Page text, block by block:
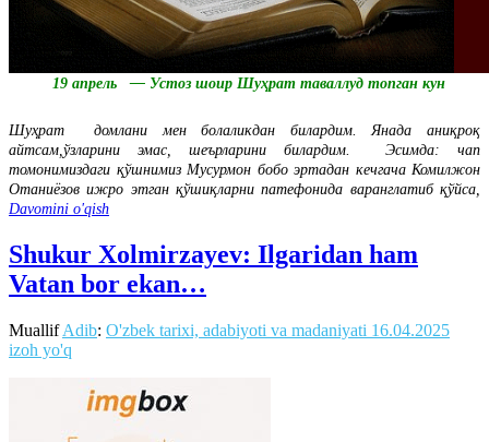
19 апрель — Устоз шоир Шуҳрат таваллуд топган кун
Шуҳрат домлани мен болаликдан билардим. Янада аниқроқ
айтсам,ўзларини эмас, шеърларини билардим. Эсимда: чап
томонимиздаги қўшнимиз Мусурмон бобо эртадан кечгача Комилжон
Отаниёзов ижро этган қўшиқларни патефонида варанглатиб қўйса,
Davomini o'qish
Shukur Xolmirzayev: Ilgaridan ham
Vatan bor ekan…
MuallifAdib: O'zbek tarixi, adabiyoti va madaniyati 16.04.2025
izoh yo'q